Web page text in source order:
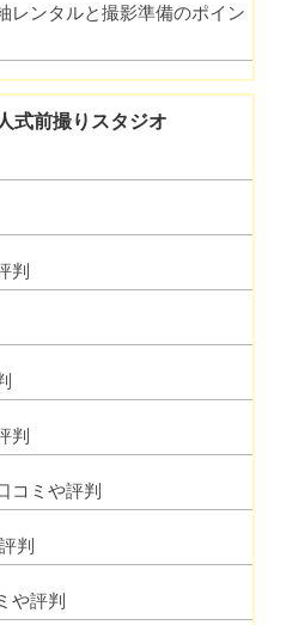
レンタルと撮影準備のポイン
式前撮りスタジオ
判
判
コミや評判
判
や評判